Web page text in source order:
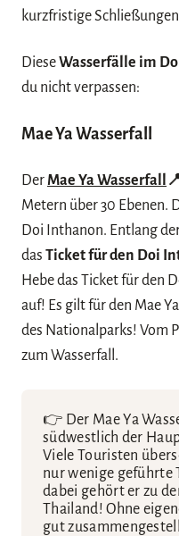
kurzfristige
DieseWasserfälle im
du nicht verpassen:
Mae Ya Wasserfall
Der Mae Ya Wasserfall
Metern über 30 Ebenen.
Doi Inthanon. Entlang
das Ticket für den Doi
Hebe das Ticket für den
auf! Es gilt für den Mae
des Nationalparks! Vom
zum Wasserfall.
👉 Der Mae Ya
südwestlich der
Viele Touristen
nur wenige geführte
dabei gehört er zu
Thailand! Ohne
gut